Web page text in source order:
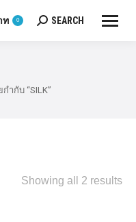
ท 0 Search:
SEARCH
ำกับ “SILK”
Showing all 2 results